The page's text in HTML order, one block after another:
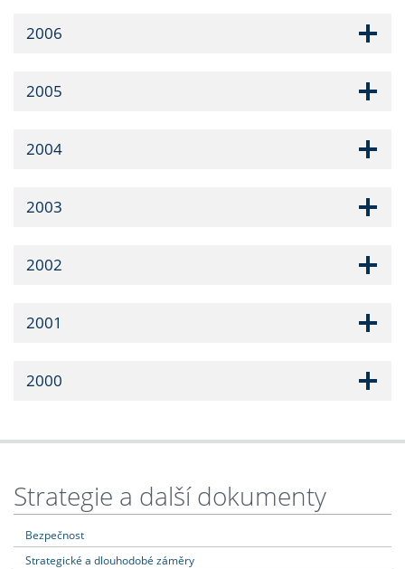
2006
2005
2004
2003
2002
2001
2000
Strategie a další dokumenty
Bezpečnost
Strategické a dlouhodobé záměry